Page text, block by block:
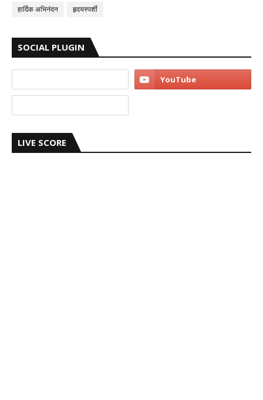
हार्दिक अभिनंदन
हृदयस्पर्शी
SOCIAL PLUGIN
LIVE SCORE